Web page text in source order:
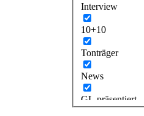
Interview
10+10
Tonträger
News
GL präsentiert